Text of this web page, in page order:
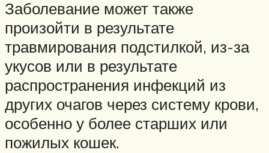
Заболевание может также
произойти в результате
травмирования подстилкой, из-за
укусов или в результате
распространения инфекций из
других очагов через систему крови,
особенно у более старших или
пожилых кошек.